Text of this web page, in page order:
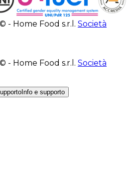
- Home Food s.r.l. Società
- Home Food s.r.l. Società
Info e supporto